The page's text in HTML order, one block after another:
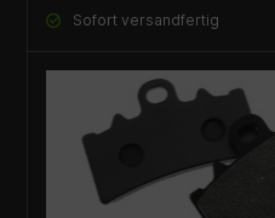
Sofort versandfertig